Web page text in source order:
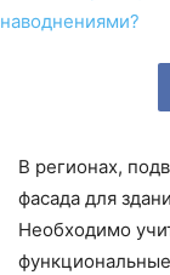
В регионах,
фасада для
Необходимо